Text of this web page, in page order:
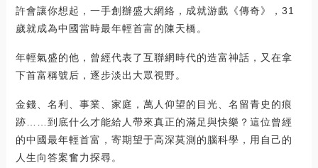
許會讓你想起，一手創辦盛大網絡，成就游戲《傳奇》，31
歲就成為中國當時最年輕首富的陳天橋。
年輕氣盛的他，曾經代表了互聯網時代的造富神話，又在拿
下首富稱號后，逐步淡出大眾視野。
金錢、名利、事業、家庭，萬人仰望的目光、名留青史的痕
跡……到底什么才能給人帶來真正的滿足與快樂？這位曾經
的中國最年輕首富，寄期望于高深莫測的腦科學，用自己的
人生向答案奮力探尋。